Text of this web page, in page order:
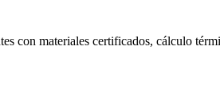
con materiales certificados, cálculo